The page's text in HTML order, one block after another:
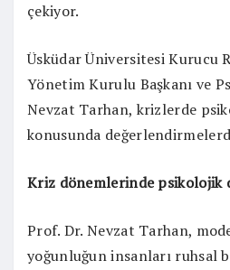
çekiyor.
Üsküdar Üniversitesi Kurucu
Yönetim Kurulu Başkanı ve
Nevzat Tarhan, krizlerde
konusunda
Kriz dönemlerinde psikolojik
Prof. Dr. Nevzat Tarhan,
yoğunluğun insanları ruhsal